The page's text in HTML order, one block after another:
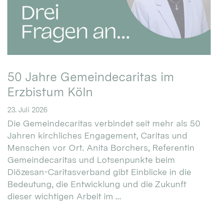
50 Jahre Gemeindecaritas im
Erzbistum Köln
23. Juli 2026
Die Gemeindecaritas verbindet seit mehr als 50
Jahren kirchliches Engagement, Caritas und
Menschen vor Ort. Anita Borchers, Referentin
Gemeindecaritas und Lotsenpunkte beim
Diözesan-Caritasverband gibt Einblicke in die
Bedeutung, die Entwicklung und die Zukunft
dieser wichtigen Arbeit im ...